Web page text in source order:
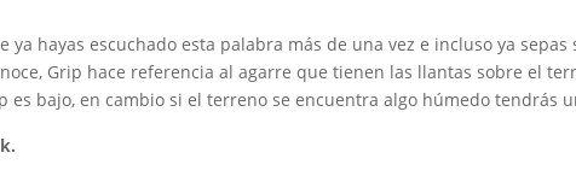
ya hayas escuchado esta palabra más de una vez e incluso ya
Grip hace referencia al agarre que tienen las llantas sobre el
es bajo, en cambio si el terreno se encuentra algo húmedo tendrás